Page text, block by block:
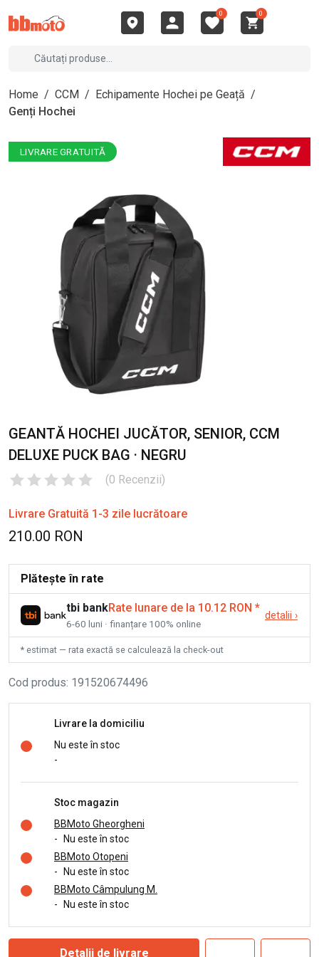
0 0
Home / CCM / Echipamente Hochei pe Geață /
Genți Hochei
LIVRARE GRATUITĂ
GEANTĂ HOCHEI JUCĂTOR, SENIOR, CCM
DELUXE PUCK BAG · NEGRU
(0 Recenzii)
Livrare Gratuită 1-3 zile lucrătoare
210.00 RON
Plătește în rate
tbi bankRate lunare de la 10.12 RON *
6-60 luni · finanțare 100% online
detalii ›
* estimat — rata exactă se calculează la check-out
Cod produs: 191520674496
Livrare la domiciliu
Nu este în stoc
-
Stoc magazin
BBMoto Gheorgheni
-
Nu este în stoc
BBMoto Otopeni
-
Nu este în stoc
BBMoto Câmpulung M.
-
Nu este în stoc
Detalii de livrare